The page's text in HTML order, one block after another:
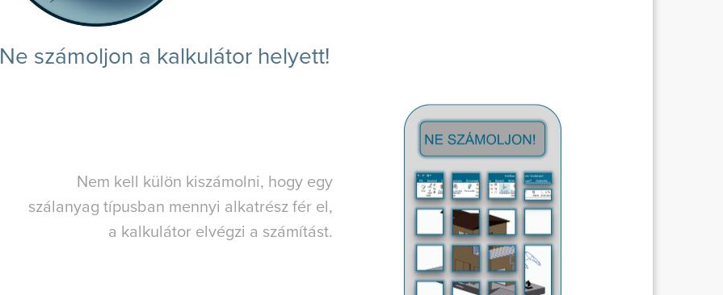
Ne számoljon a kalkulátor helyett!
Nem kell külön kiszámolni, hogy egy
szálanyag típusban mennyi alkatrész fér el,
a kalkulátor elvégzi a számítást.